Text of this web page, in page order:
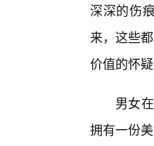
深深的伤
来，这些
价值的怀疑
男女
拥有一份